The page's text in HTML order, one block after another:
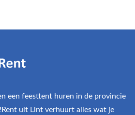
een feesttent huren in de provincie
uit Lint verhuurt alles wat je